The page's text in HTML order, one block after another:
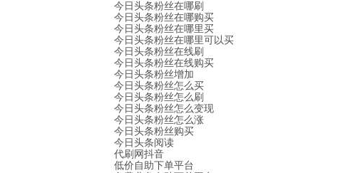
今日头条粉丝在哪刷
今日头条粉丝在哪购买
今日头条粉丝在哪里买
今日头条粉丝在哪里可以买
今日头条粉丝在线刷
今日头条粉丝在线购买
今日头条粉丝增加
今日头条粉丝怎么买
今日头条粉丝怎么刷
今日头条粉丝怎么变现
今日头条粉丝怎么涨
今日头条粉丝购买
今日头条阅读
代刷网抖音
低价自助下单平台